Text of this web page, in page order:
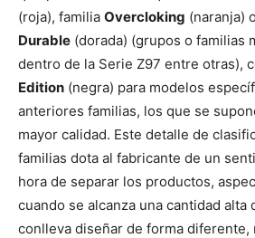
(roja), familia Overcloking (naranja)
Durable (dorada) (grupos o familias
dentro de la Serie Z97 entre otras),
Edition (negra) para modelos
anteriores familias, los que se
mayor calidad. Este detalle de
familias dota al fabricante de un
hora de separar los productos,
cuando se alcanza una cantidad alta
conlleva diseñar de forma diferente,